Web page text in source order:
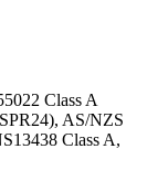
Class A
AS/NZS
Class A,